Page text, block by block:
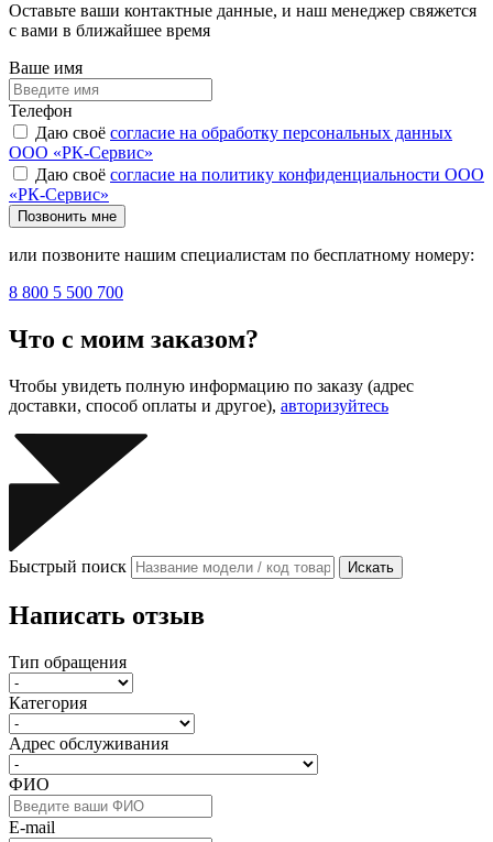
Оставьте ваши контактные данные, и наш менеджер свяжется
с вами в ближайшее время
Ваше имя
Телефон
Даю своё согласие на обработку персональных данных
ООО «РК-Сервис»
Даю своё согласие на политику конфиденциальности ООО
«РК-Сервис»
Позвонить мне
или позвоните нашим специалистам по бесплатному номеру:
8 800 5 500 700
Что с моим заказом?
Чтобы увидеть полную информацию по заказу (адрес
доставки, способ оплаты и другое), авторизуйтесь
Быстрый поиск Искать
Написать отзыв
Тип обращения
Категория
Адрес обслуживания
ФИО
E-mail